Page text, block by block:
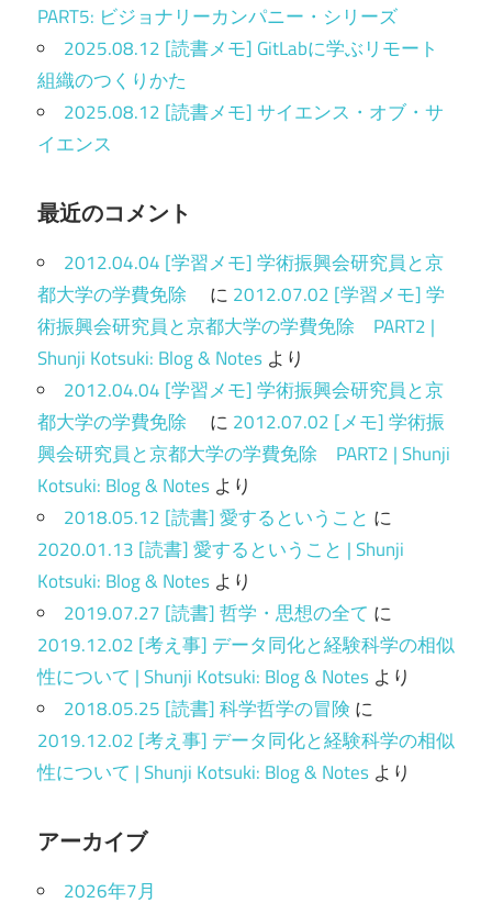
PART5: ビジョナリーカンパニー・シリーズ
2025.08.12 [読書メモ] GitLabに学ぶリモート
組織のつくりかた
2025.08.12 [読書メモ] サイエンス・オブ・サ
イエンス
最近のコメント
2012.04.04 [学習メモ] 学術振興会研究員と京
都大学の学費免除
に 2012.07.02 [学習メモ] 学
術振興会研究員と京都大学の学費免除 PART2 |
Shunji Kotsuki: Blog & Notes より
2012.04.04 [学習メモ] 学術振興会研究員と京
都大学の学費免除
に 2012.07.02 [メモ] 学術振
興会研究員と京都大学の学費免除 PART2 | Shunji
Kotsuki: Blog & Notes より
2018.05.12 [読書] 愛するということ に
2020.01.13 [読書] 愛するということ | Shunji
Kotsuki: Blog & Notes より
2019.07.27 [読書] 哲学・思想の全て に
2019.12.02 [考え事] データ同化と経験科学の相似
性について | Shunji Kotsuki: Blog & Notes より
2018.05.25 [読書] 科学哲学の冒険 に
2019.12.02 [考え事] データ同化と経験科学の相似
性について | Shunji Kotsuki: Blog & Notes より
アーカイブ
2026年7月